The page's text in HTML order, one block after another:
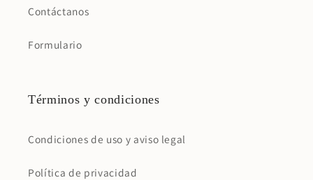
Contáctanos
Formulario
Términos y condiciones
Condiciones de uso y aviso legal
Política de privacidad